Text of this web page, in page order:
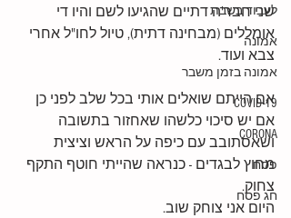
לעבוד בשבת
אמונה
אמונה בזמן משבר
COVID-19
CORONA
פסח
חג פסח
שני חבר'ה דתיים שהגיעו לשם והיו די
אומללים (מבחינה דתית), טיול לחו"ל אחרי
צבא ועוד.
אם הייתם שואלים אותי בכל שלב לפני כן
אם יש סיכוי כלשהו שאחזור בתשובה
ושאסתובב עם כיפה על הראש וציצית
מחוץ לבגדים - כנראה שהייתי חוטף התקף
צחוק.
היום אני צוחק שוב.